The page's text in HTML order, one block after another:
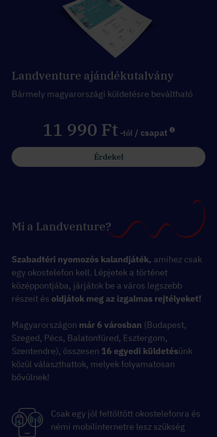
Landventure ajándékutalvány
Bármely magyarországi küldetésre beváltható
11 990 Ft -tól / csapat
Érdekel
Mi a Landventure?
Szabadtéri nyomozós kalandjáték, amihez csak
egy okostelefon kell. Lépjetek a történet
középpontjába, járjátok be a város legszebb
részeit és oldjátok meg az izgalmas rejtélyeket!
Magyarországon már 6 városban (Budapest,
Szeged, Pécs, Balatonfüred, Esztergom,
Szentendre), összesen 16 egyedi küldetésünk
közül választhattok, melyek folyamatosan
bővülnek!
Csak egy jól feltöltött okostelefonra és
némi mobilinternetre lesz szükség